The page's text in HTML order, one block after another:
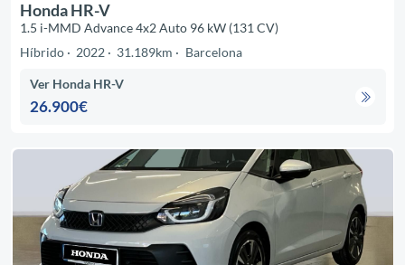
Honda HR-V
1.5 i-MMD Advance 4x2 Auto 96 kW (131 CV)
Híbrido
2022 31.189km Barcelona
Ver Honda HR-V
26.900€